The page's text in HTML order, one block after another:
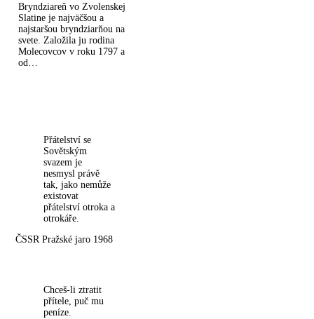
Bryndziareň vo Zvolenskej
Slatine je najväčšou a
najstaršou bryndziarňou na
svete. Založila ju rodina
Molecovcov v roku 1797 a
od…
Přátelství se
Sovětským
svazem je
nesmysl právě
tak, jako nemůže
existovat
přátelství otroka a
otrokáře.
ČSSR Pražské jaro 1968
Chceš-li ztratit
přítele, puč mu
peníze.